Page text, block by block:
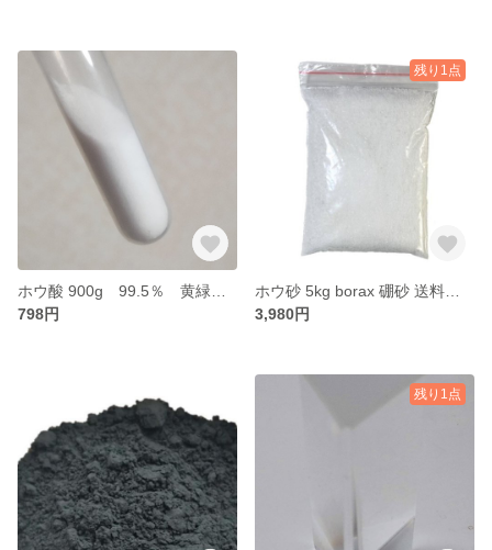
798円
残り1点
3,980円
残り1点